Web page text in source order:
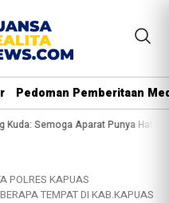
Pedoman Pemberitaan
Aparat Punya Hati Nurani
POLRES KAPUAS
TEMPAT DI KAB.KAPUAS